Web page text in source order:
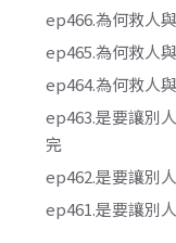
ep466.為何救人
ep465.為何救人
ep464.為何救人
ep463.是要讓別
完
ep462.是要讓別
ep461.是要讓別